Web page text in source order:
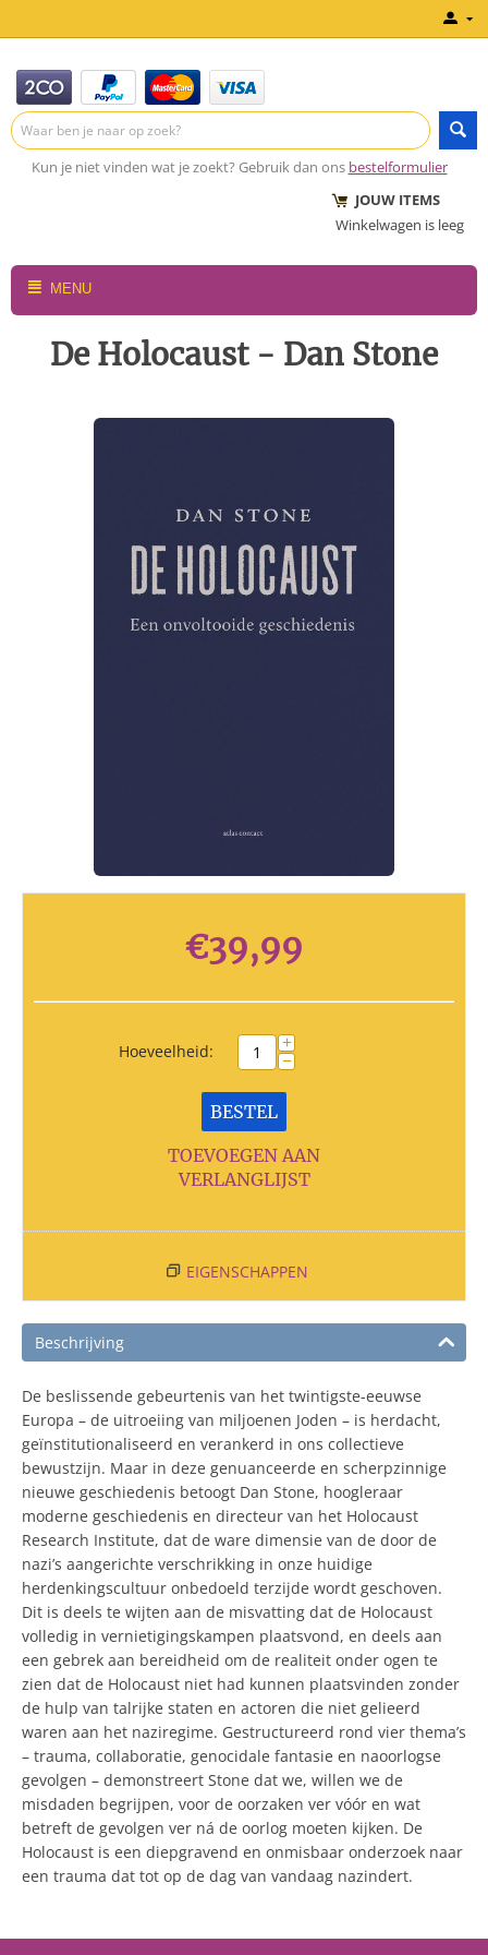
Kun je niet vinden wat je zoekt? Gebruik dan ons bestelformulier
JOUW ITEMS
Winkelwagen is leeg
MENU
De Holocaust - Dan Stone
€39,99
Hoeveelheid: +
−
BESTEL
TOEVOEGEN AAN
VERLANGLIJST
EIGENSCHAPPEN
Beschrijving
De beslissende gebeurtenis van het twintigste-eeuwse
Europa – de uitroeiing van miljoenen Joden – is herdacht,
geïnstitutionaliseerd en verankerd in ons collectieve
bewustzijn. Maar in deze genuanceerde en scherpzinnige
nieuwe geschiedenis betoogt Dan Stone, hoogleraar
moderne geschiedenis en directeur van het Holocaust
Research Institute, dat de ware dimensie van de door de
nazi’s aangerichte verschrikking in onze huidige
herdenkingscultuur onbedoeld terzijde wordt geschoven.
Dit is deels te wijten aan de misvatting dat de Holocaust
volledig in vernietigingskampen plaatsvond, en deels aan
een gebrek aan bereidheid om de realiteit onder ogen te
zien dat de Holocaust niet had kunnen plaatsvinden zonder
de hulp van talrijke staten en actoren die niet gelieerd
waren aan het naziregime. Gestructureerd rond vier thema’s
– trauma, collaboratie, genocidale fantasie en naoorlogse
gevolgen – demonstreert Stone dat we, willen we de
misdaden begrijpen, voor de oorzaken ver vóór en wat
betreft de gevolgen ver ná de oorlog moeten kijken. De
Holocaust is een diepgravend en onmisbaar onderzoek naar
een trauma dat tot op de dag van vandaag nazindert.